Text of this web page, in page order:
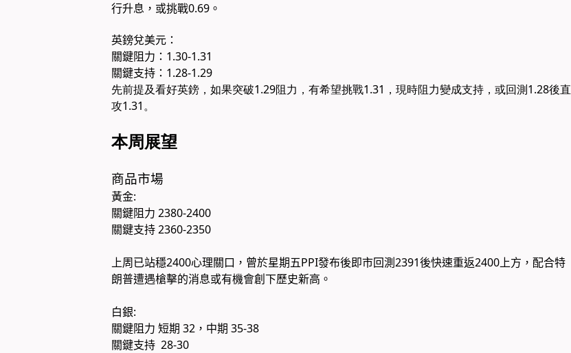
行升息，或挑戰0.69。​
英鎊兌美元：
關鍵阻力 ： 1.30-1.31
關鍵支持 ： 1.28-1.29
​先前提及看好英鎊，如果突破1.29阻力，有希望挑戰1.31，現時阻力變成支持，或回測1.28後直
攻1.31。
本周展望
商品市場
黃金:
關鍵阻力 2380-2400​
關鍵支持2360-2350​
上周已站穩2400心理關口，曾於星期五PPI發布後即市回測2391後快速重返2400上方，配合特
朗普遭遇槍擊的消息或有機會創下歷史新高。
白銀:
關鍵阻力 短期 32，中期 35-38​​
關鍵支持 28-30​